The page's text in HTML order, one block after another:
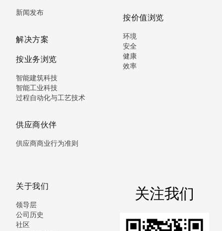
新闻发布
解决方案
按业务浏览
智能建筑科技
智能工业科技
过程自动化与工艺技术
供应商伙伴
供应商商业行为准则
按价值浏览
环境
安全
健康
效率
关于我们
领导层
公司历史
社区
关注我们